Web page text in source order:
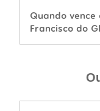
Quando vence
Francisco do